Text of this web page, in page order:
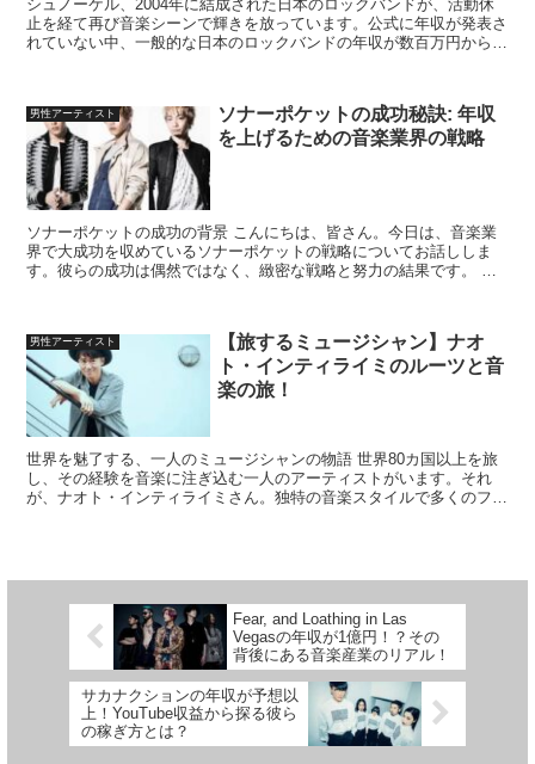
シュノーケル、2004年に結成された日本のロックバンドが、活動休
止を経て再び音楽シーンで輝きを放っています。公式に年収が発表さ
れていない中、一般的な日本のロックバンドの年収が数百万円から数
男性アーティスト
ソナーポケットの成功秘訣: 年収
を上げるための音楽業界の戦略
ソナーポケットの成功の背景 こんにちは、皆さん。今日は、音楽業
界で大成功を収めているソナーポケットの戦略についてお話ししま
す。彼らの成功は偶然ではなく、緻密な戦略と努力の結果です。 ソ
男性アーティスト
【旅するミュージシャン】ナオ
ト・インティライミのルーツと音
楽の旅！
世界を魅了する、一人のミュージシャンの物語 世界80カ国以上を旅
し、その経験を音楽に注ぎ込む一人のアーティストがいます。それ
が、ナオト・インティライミさん。独特の音楽スタイルで多くのファ
Fear, and Loathing in Las
Vegasの年収が1億円！？その
背後にある音楽産業のリアル！
サカナクションの年収が予想以
上！YouTube収益から探る彼ら
の稼ぎ方とは？